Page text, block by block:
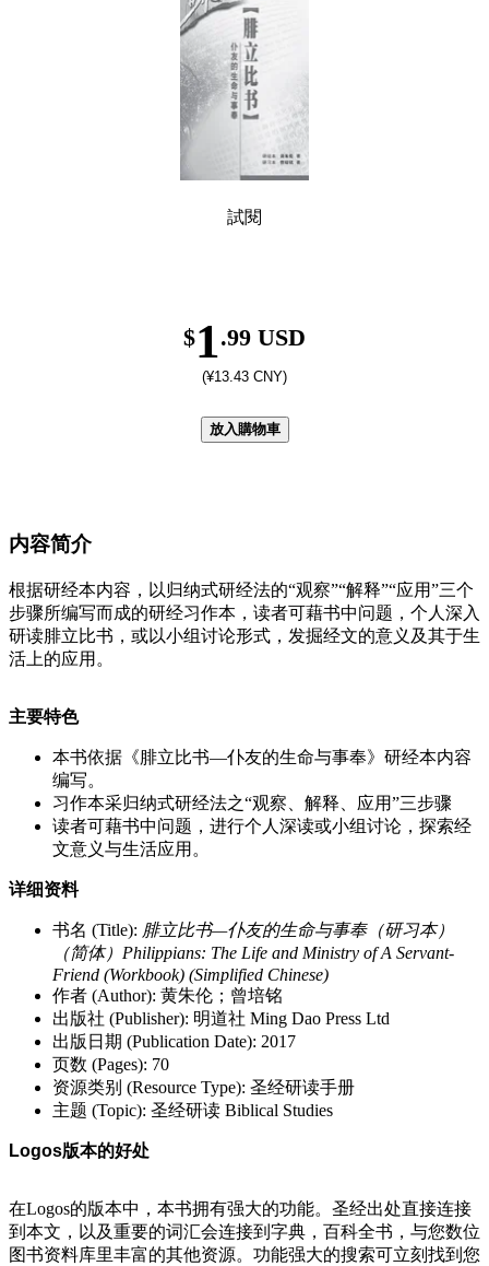
試閱
$1.99 USD
(¥13.43 CNY)
放入購物車
内容简介
根据研经本内容，以归纳式研经法的“观察”“解释”“应用”三个
步骤所编写而成的研经习作本，读者可藉书中问题，个人深入
研读腓立比书，或以小组讨论形式，发掘经文的意义及其于生
活上的应用。
主要特色
本书依据《腓立比书—仆友的生命与事奉》研经本内容
编写。
习作本采归纳式研经法之“观察、解释、应用”三步骤
读者可藉书中问题，进行个人深读或小组讨论，探索经
文意义与生活应用。
详细资料
书名 (Title): 腓立比书—仆友的生命与事奉（研习本）
（简体）Philippians: The Life and Ministry of A Servant-
Friend (Workbook) (Simplified Chinese)
作者 (Author): 黄朱伦；曾培铭
出版社 (Publisher): 明道社 Ming Dao Press Ltd
出版日期 (Publication Date): 2017
页数 (Pages): 70
资源类别 (Resource Type): 圣经研读手册
主题 (Topic): 圣经研读 Biblical Studies
Logos版本的好处
在Logos的版本中，本书拥有强大的功能。圣经出处直接连接
到本文，以及重要的词汇会连接到字典，百科全书，与您数位
图书资料库里丰富的其他资源。功能强大的搜索可立刻找到您